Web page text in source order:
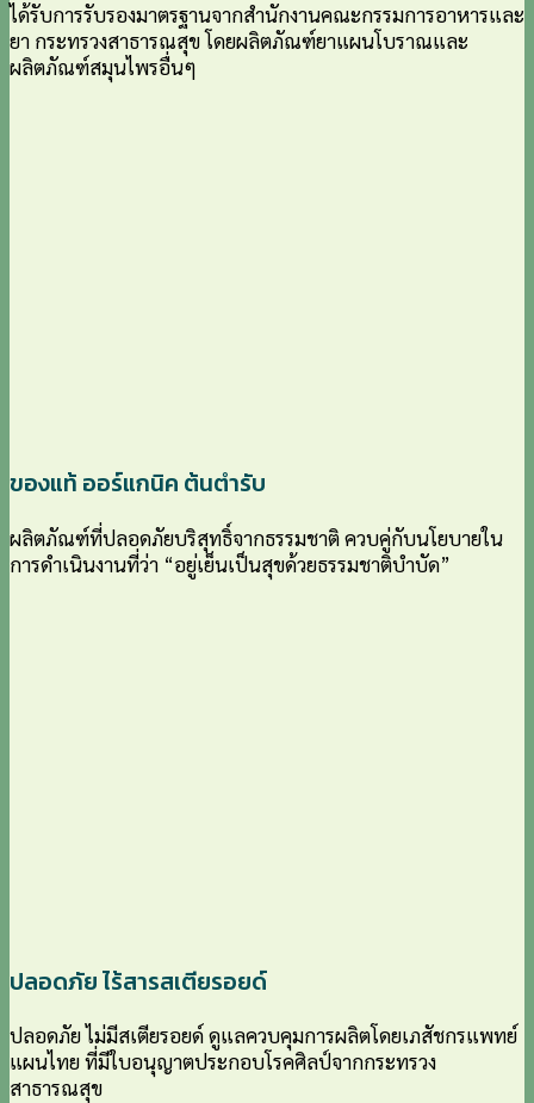
ได้รับการรับรองมาตรฐานจากสำนักงานคณะกรรมการอาหารและ
ยา กระทรวงสาธารณสุข โดยผลิตภัณฑ์ยาแผนโบราณและ
ผลิตภัณฑ์สมุนไพรอื่นๆ
ของแท้ ออร์แกนิค ต้นตำรับ
ผลิตภัณฑ์ที่ปลอดภัยบริสุทธิ์จากธรรมชาติ ควบคู่กับนโยบายใน
การดำเนินงานที่ว่า “อยู่เย็นเป็นสุขด้วยธรรมชาติบำบัด”
ปลอดภัย ไร้สารสเตียรอยด์
ปลอดภัย ไม่มีสเตียรอยด์ ดูแลควบคุมการผลิตโดยเภสัชกรแพทย์
แผนไทย ที่มีใบอนุญาตประกอบโรคศิลป์จากกระทรวง
สาธารณสุข